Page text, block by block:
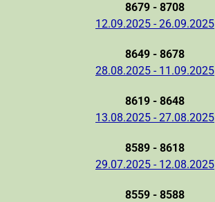
8679 - 8708
12.09.2025 - 26.09.2025
8649 - 8678
28.08.2025 - 11.09.2025
8619 - 8648
13.08.2025 - 27.08.2025
8589 - 8618
29.07.2025 - 12.08.2025
8559 - 8588